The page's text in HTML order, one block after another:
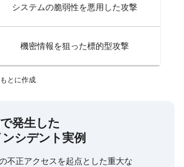
システムの​脆弱性を​悪用した​攻撃
機密情報を​狙った​標的型攻撃
とに​作成
発生した​
シデント実例
不正アクセスを​起点とした​重大な​